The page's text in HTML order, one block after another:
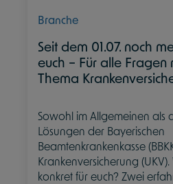
Branche
Seit dem 01.07. noch
euch – Für alle Fragen
Thema
Sowohl im Allgemeinen als
Lösungen der Bayerischen
Beamtenkrankenkasse
Krankenversicherung
konkret für euch? Zwei